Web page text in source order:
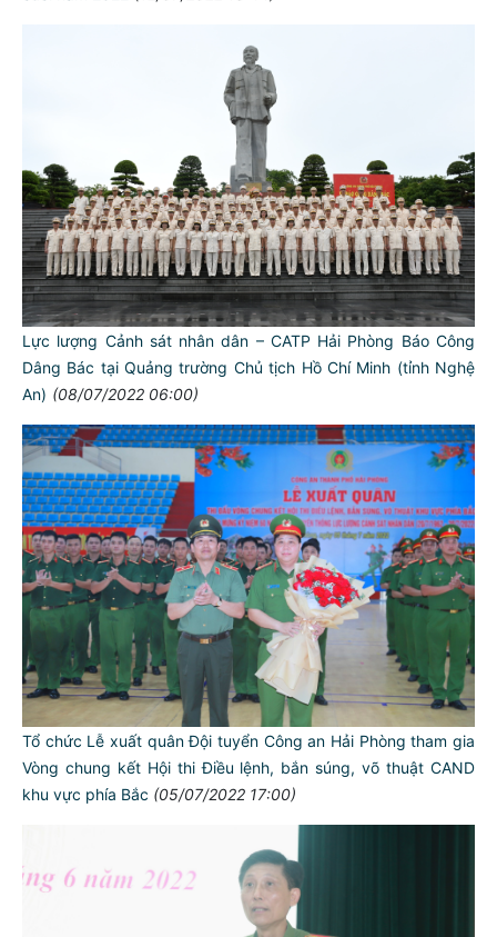
Lực lượng Cảnh sát nhân dân – CATP Hải Phòng Báo Công
Dâng Bác tại Quảng trường Chủ tịch Hồ Chí Minh (tỉnh Nghệ
An) (08/07/2022 06:00)
Tổ chức Lễ xuất quân Đội tuyển Công an Hải Phòng tham gia
Vòng chung kết Hội thi Điều lệnh, bắn súng, võ thuật CAND
khu vực phía Bắc (05/07/2022 17:00)